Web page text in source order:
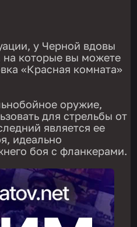
у Черной вдовы
на которые вы можете
«Красная комната»
оружие,
для стрельбы от
является ее
идеально
боя с фланкерами.